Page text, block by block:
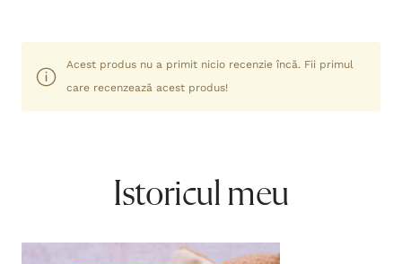
Acest produs nu a primit nicio recenzie încă. Fii primul
care recenzează acest produs!
Istoricul meu